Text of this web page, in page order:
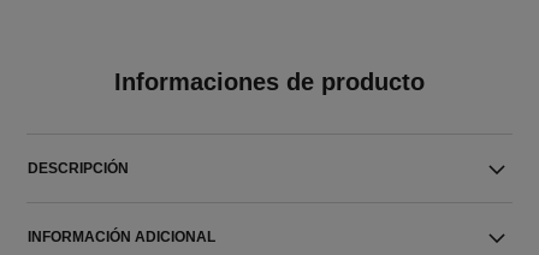
Informaciones de producto
DESCRIPCIÓN
INFORMACIÓN ADICIONAL